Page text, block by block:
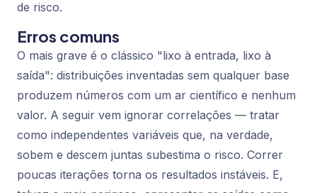
de risco.
Erros comuns
O mais grave é o clássico "lixo à entrada, lixo à
saída": distribuições inventadas sem qualquer base
produzem números com um ar científico e nenhum
valor. A seguir vem ignorar correlações — tratar
como independentes variáveis que, na verdade,
sobem e descem juntas subestima o risco. Correr
poucas iterações torna os resultados instáveis. E,